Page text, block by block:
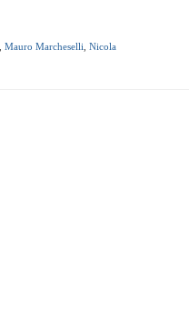
Mauro Marcheselli Nicola